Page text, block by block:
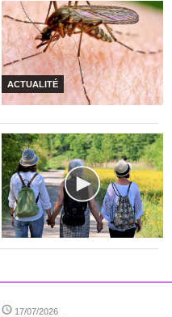
ACTUALITÉ
17/07/2026